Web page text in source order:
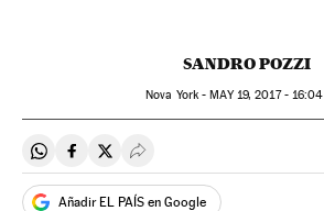
SANDRO POZZI
Nova York -MAY19, 2017 - 16:04
Compartir en Whatsapp
Compartir en Facebook
Compartir en Twitter
Desplegar Redes Sociales
Añadir EL PAÍS en Google